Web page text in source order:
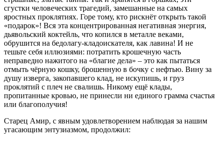
сгустки человеческих трагедий, замешанные на самых
яростных проклятиях. Горе тому, кто рискнёт открыть такой
«подарок»! Вся эта концентрированная негативная энергия,
дьявольский коктейль, что копился в металле веками,
обрушится на бедолагу-кладоискателя, как лавина! И не
тешьте себя иллюзиями: потратить крошечную часть
неправедно нажитого на «благие дела» – это как пытаться
отмыть чёрную кошку, брошенную в бочку с нефтью. Вину за
душу изверга, закопавшего клад, не искупишь, и груз
проклятий с плеч не свалишь. Никому ещё клады,
пропитанные кровью, не принесли ни единого грамма счастья
или благополучия!
Старец Амир, с явным удовлетворением наблюдая за нашим
угасающим энтузиазмом, продолжил: